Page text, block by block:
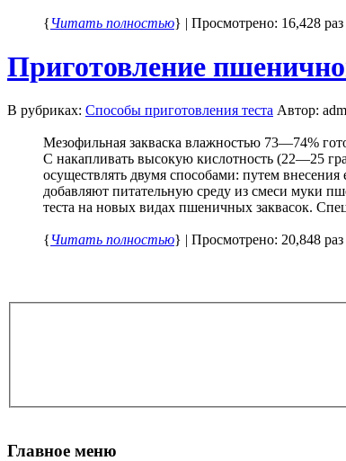
{Читать полностью} | Просмотрено: 16,428 раз
Приготовление
В рубриках: Способы приготовления теста Автор:
Мезофильная закваска влажностью 73—74%
С накапливать высокую кислотность (22—25
осуществлять двумя способами: путем
добавляют питательную среду из смеси муки
теста на новых видах пшеничных заквасок.
{Читать полностью} | Просмотрено: 20,848 раз
Главное меню